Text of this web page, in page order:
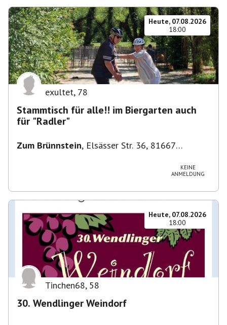
Heute, 07.08.2026
18:00
exultet, 78
Stammtisch für alle!! im Biergarten auch
für "Radler"
Zum Brünnstein, Elsässer Str. 36, 81667
KEINE
ANMELDUNG
Heute, 07.08.2026
18:00
Tinchen68, 58
30. Wendlinger Weindorf